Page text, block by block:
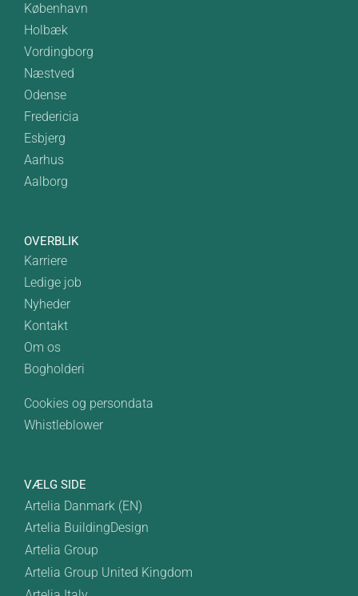
København
Holbæk
Vordingborg
Næstved
Odense
Fredericia
Esbjerg
Aarhus
Aalborg
OVERBLIK
Karriere
Ledige job
Nyheder
Kontakt
Om os
Bogholderi
Cookies og persondata
Whistleblower
VÆLG SIDE
Artelia Danmark (EN)
Artelia BuildingDesign
Artelia Group
Artelia Group United Kingdom